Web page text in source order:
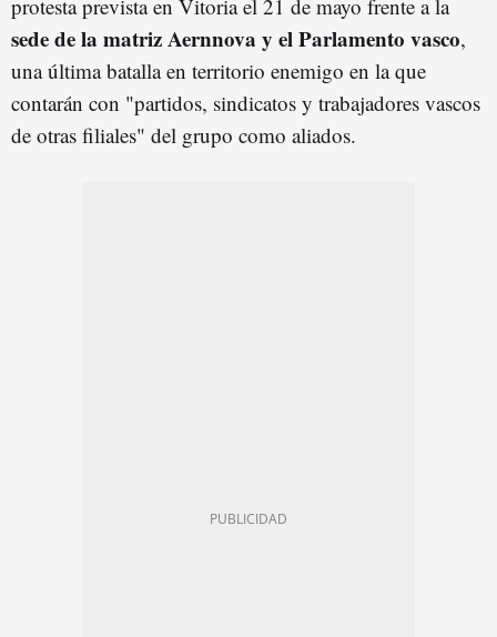
protesta prevista en Vitoria el 21 de mayo frente a la
sede de la matriz Aernnova y el Parlamento vasco,
una última batalla en territorio enemigo en la que
contarán con "partidos, sindicatos y trabajadores vascos
de otras filiales" del grupo como aliados.